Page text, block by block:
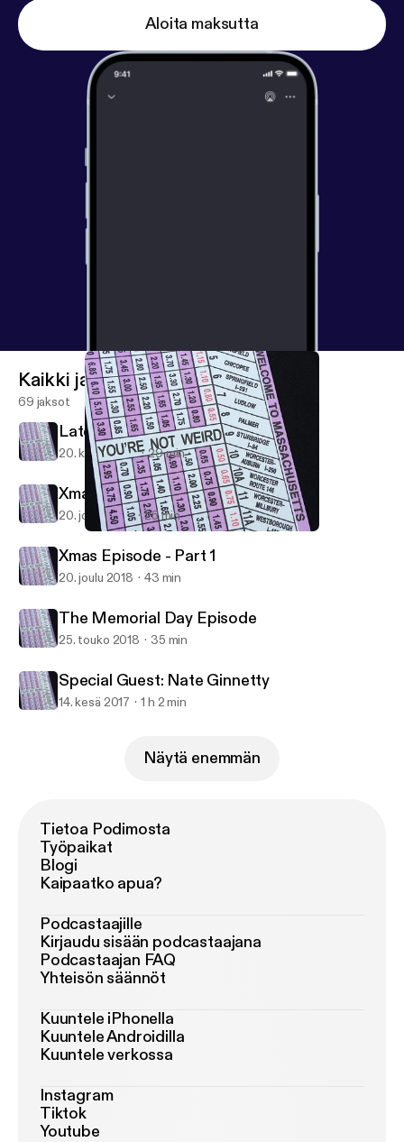
Aloita maksutta
You're Not Weird
Kaikki jaksot
69 jaksot
Late May, Early June (2020)
20. kesä 2020 29 min
Xmas Episode - Part 2
20. joulu 2018 25 min
Xmas Episode - Part 1
20. joulu 2018 43 min
The Memorial Day Episode
25. touko 2018 35 min
Special Guest: Nate Ginnetty
14. kesä 2017 1 h 2 min
Näytä enemmän
Tietoa Podimosta
Työpaikat
Blogi
Kaipaatko apua?
Podcastaajille
Kirjaudu sisään podcastaajana
Podcastaajan FAQ
Yhteisön säännöt
Kuuntele iPhonella
Kuuntele Androidilla
Kuuntele verkossa
Instagram
Tiktok
Youtube